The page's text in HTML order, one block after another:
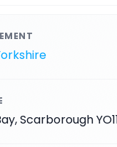
Scarborough